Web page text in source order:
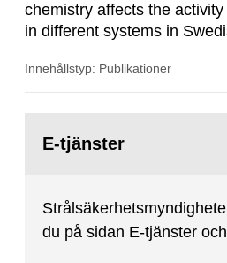
chemistry affects the
in different systems in
conditions required to
conditions preferred to
build-up. A number of...
Innehållstyp: Publikationer
sida:E-tjänster
du på sidan E-tjänster